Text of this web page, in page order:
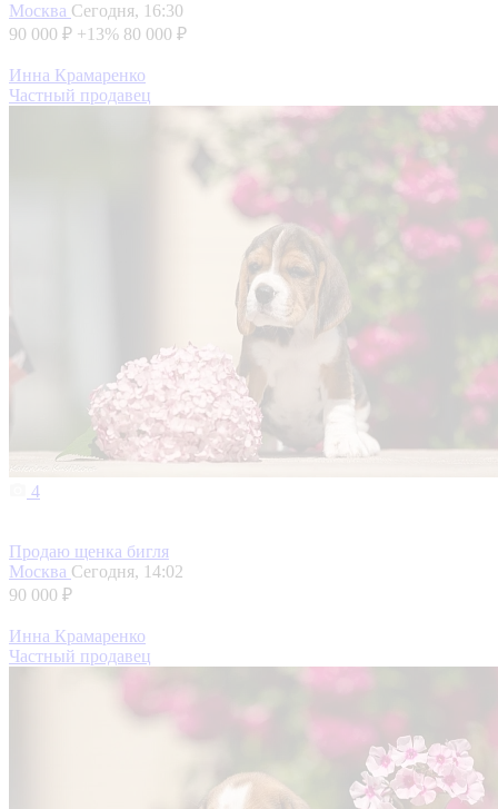
Москва Сегодня, 16:30
90 000 ₽ +13% 80 000 ₽
Инна Крамаренко
Частный продавец
4
Продаю щенка бигля
Москва Сегодня, 14:02
90 000 ₽
Инна Крамаренко
Частный продавец